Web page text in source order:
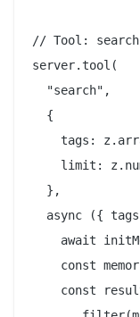
// Tool: search
server.tool(
  "search",
  {
tags:
limit:
  },
async ({
await
const
const